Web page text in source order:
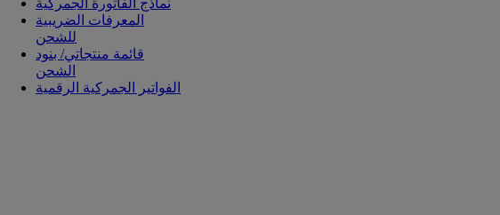
نماذج الفاتورة الجمركية
المعرفات الضريبية
للشحن
قائمة منتجاتي/ بنود
الشحن
الفواتير الجمركية الرقمية